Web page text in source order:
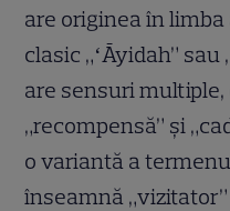
are originea în
clasic „ʻĀyidah” sau
are sensuri
„recompensă” și
o variantă a
înseamnă